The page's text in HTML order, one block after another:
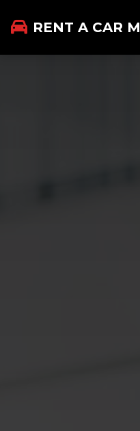
RENT A CAR